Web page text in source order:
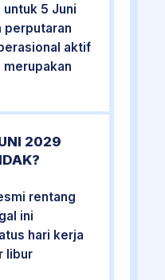
5 Juni
perputaran
aktif
merupakan
2029
rentang
ini
hari kerja
libur